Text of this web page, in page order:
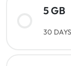
5 GB
30 DAYS